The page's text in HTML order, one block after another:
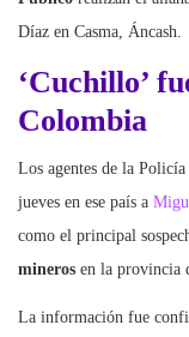
Díaz en Casma, Áncash.
‘Cuchillo’
Colombia
Los agentes de la
jueves en ese país a
como el principal
mineros en la provincia
La información fue